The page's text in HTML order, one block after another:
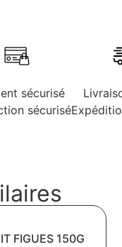
sécurisé
sécurisé
FIGUES 150G